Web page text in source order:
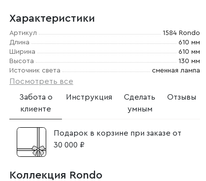
Характеристики
Артикул
1584 Rondo
Длина
610 мм
Ширина
610 мм
Высота
130 мм
Источник света
сменная лампа
Посмотреть все
Забота о
клиенте
Инструкция
Сделать
умным
Отзывы
Подарок в корзине при заказе от
30 000 ₽
Коллекция Rondo